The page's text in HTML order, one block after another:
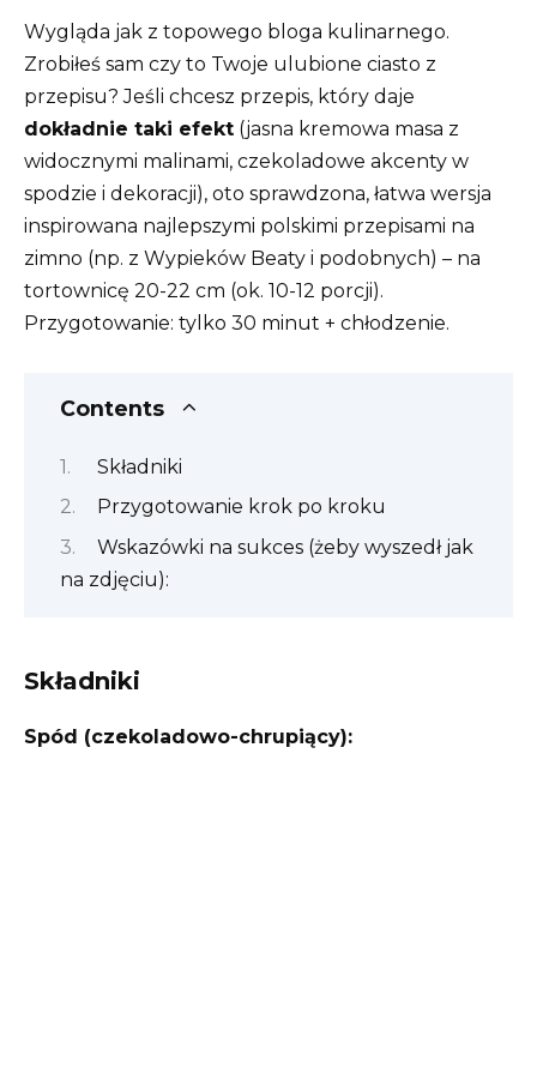
Wygląda jak z topowego bloga kulinarnego.
Zrobiłeś sam czy to Twoje ulubione ciasto z
przepisu? Jeśli chcesz przepis, który daje
dokładnie taki efekt (jasna kremowa masa z
widocznymi malinami, czekoladowe akcenty w
spodzie i dekoracji), oto sprawdzona, łatwa wersja
inspirowana najlepszymi polskimi przepisami na
zimno (np. z Wypieków Beaty i podobnych) – na
tortownicę 20-22 cm (ok. 10-12 porcji).
Przygotowanie: tylko 30 minut + chłodzenie.
Contents
Składniki
Przygotowanie krok po kroku
Wskazówki na sukces (żeby wyszedł jak
na zdjęciu):
Składniki
Spód (czekoladowo-chrupiący):